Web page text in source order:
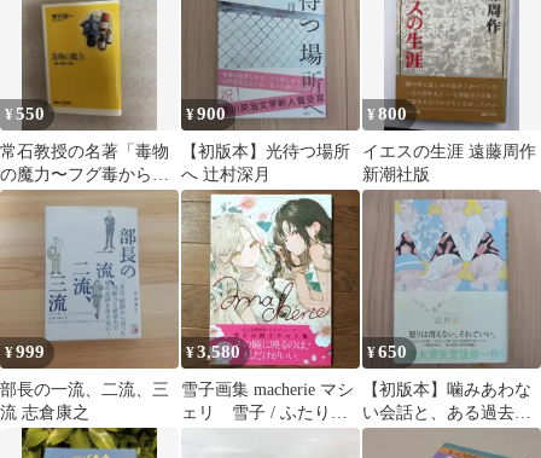
¥550
常石教授の名著「毒物
の魔力〜フグ毒からサ
リンまで、この世は毒
物で一杯だ〜」
¥900
【初版本】光待つ場所
へ 辻村深月
¥800
イエスの生涯 遠藤周作
新潮社版
¥999
部長の一流、二流、三
流 志倉康之
¥3,580
雪子画集 macherie マシ
ェリ 雪子 / ふたりべ
¥650
【初版本】噛みあわな
い会話と、ある過去に
ついて